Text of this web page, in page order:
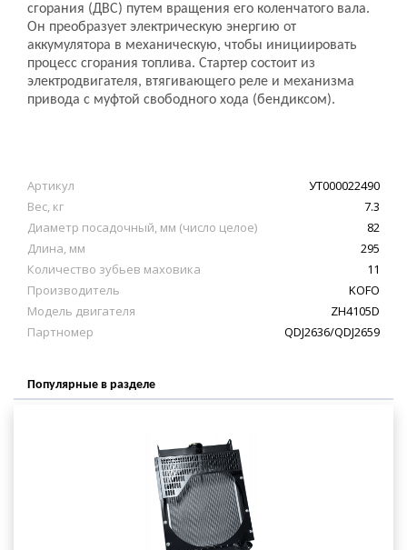
сгорания (ДВС) путем вращения его коленчатого вала.
Он преобразует электрическую энергию от
аккумулятора в механическую, чтобы инициировать
процесс сгорания топлива. Стартер состоит из
электродвигателя, втягивающего реле и механизма
привода с муфтой свободного хода (бендиксом).
Артикул
УТ000022490
Вес, кг
7.3
Диаметр посадочный, мм (число целое)
82
Длина, мм
295
Количество зубьев маховика
11
Производитель
KOFO
Модель двигателя
ZH4105D
Партномер
QDJ2636/QDJ2659
Популярные в разделе